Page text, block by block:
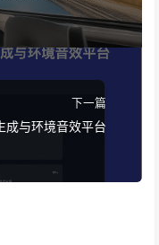
下一篇
成与环境音效平台